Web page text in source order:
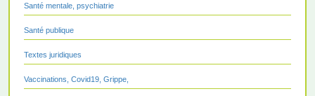
Santé mentale, psychiatrie
Santé publique
Textes juridiques
Vaccinations, Covid19, Grippe,